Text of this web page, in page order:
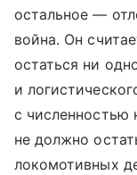
остальное —
война. Он
остаться ни
и
с численностью
не должно
локомотивных